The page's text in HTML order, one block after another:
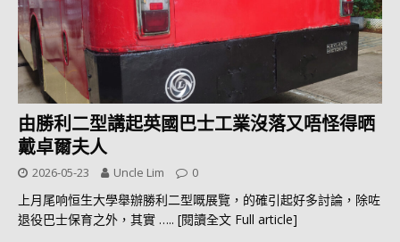
由勝利二型講起英國巴士工業沒落又唔怪得晒
戴卓爾夫人
2026-05-23 Uncle Lim 0
上月尾响恒生大學舉辦勝利二型嘅展覽，的確引起好多討論，除咗
退役巴士保育之外，其實 ….. [閱讀全文 Full article]